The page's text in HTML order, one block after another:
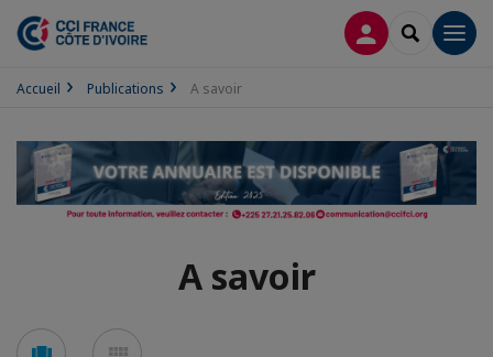
CONNEXION
Accueil Publications A savoir
A savoir
Voir